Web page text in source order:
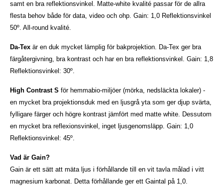
samt en bra reflektionsvinkel. Matte-white kvalité passar för de allra
flesta behov både för data, video och ohp. Gain: 1,0 Reflektionsvinkel
50º. All-round kvalité.
Da-Tex är en duk mycket lämplig för bakprojektion. Da-Tex ger bra
färgåtergivning, bra kontrast och har en bra reflektionsvinkel. Gain: 1,8
Reflektionsvinkel: 30º.
High Contrast S för hemmabio-miljöer (mörka, nedsläckta lokaler) -
en mycket bra projektionsduk med en ljusgrå yta som ger djup svärta,
fylligare färger och högre kontrast jämfört med matte white. Dessutom
en mycket bra reflexionsvinkel, inget ljusgenomsläpp. Gain: 1,0
Reflektionsvinkel: 45º.
Vad är Gain?
Gain är ett sätt att mäta ljus i förhållande till en vit tavla målad i vitt
magnesium karbonat. Detta förhållande ger ett Gaintal på 1,0.